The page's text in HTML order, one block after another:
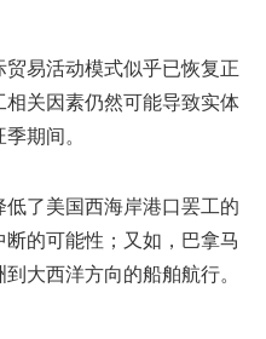
易活动模式似乎已恢复正
关因素仍然可能导致实体
期间。
了美国西海岸港口罢工的
的可能性；又如，巴拿马
大西洋方向的船舶航行。